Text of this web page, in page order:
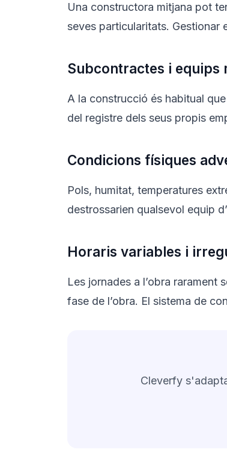
Una constructora mitjana pot
seves particularitats. Gestionar
Subcontractes i equips
A la construcció és habitual
del registre dels seus propis
Condicions físiques
Pols, humitat, temperatures
destrossarien qualsevol equip
Horaris variables i
Les jornades a l’obra
fase de l’obra. El sistema de
Cleverfy